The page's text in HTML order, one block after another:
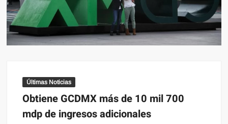
Últimas Noticias
Obtiene GCDMX más de 10 mil 700
mdp de ingresos adicionales